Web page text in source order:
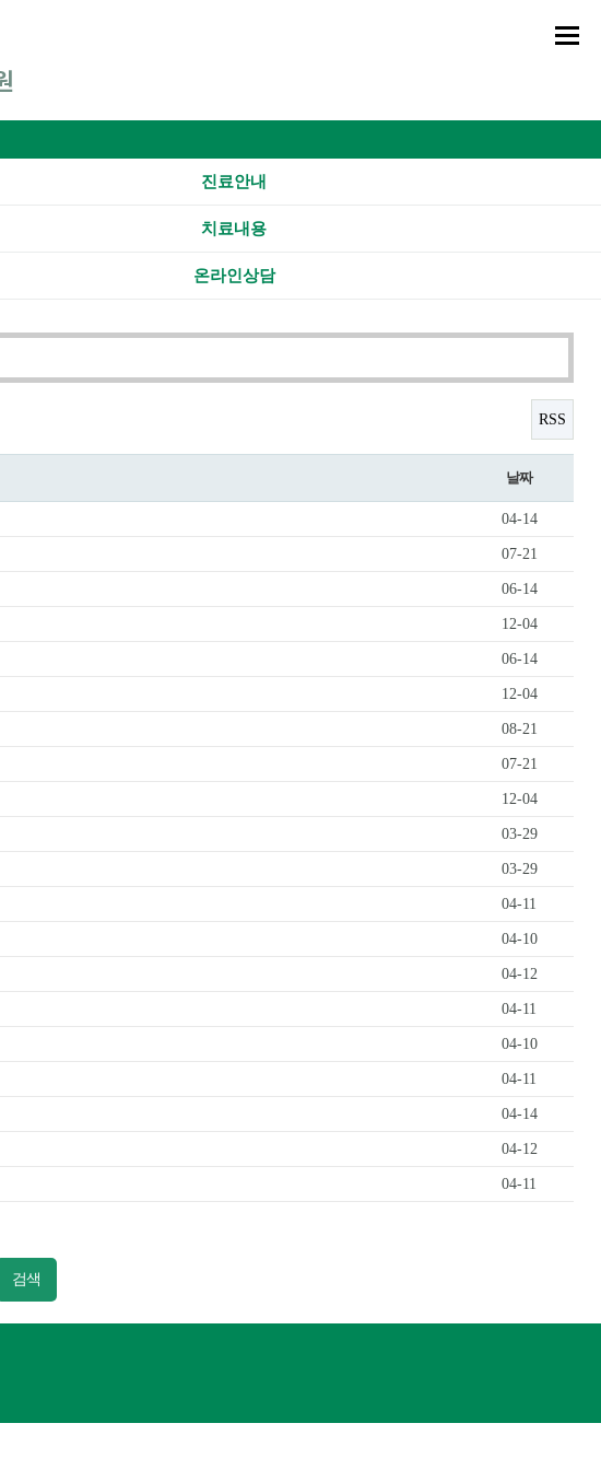
진료안내
치료내용
온라인상담
RSS
날짜
04-14
07-21
06-14
12-04
06-14
12-04
08-21
07-21
12-04
03-29
03-29
04-11
04-10
04-12
04-11
04-10
04-11
04-14
04-12
04-11